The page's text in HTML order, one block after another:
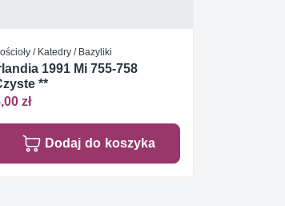
/ Katedry / Bazyliki
1991 Mi 755-758
**
zł
Dodaj do koszyka